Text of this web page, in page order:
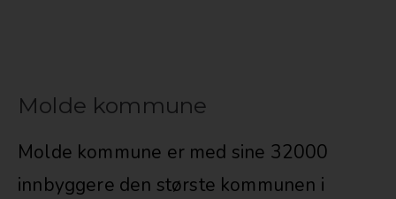
Molde kommune
Molde kommune er med sine 32000
innbyggere den største kommunen i